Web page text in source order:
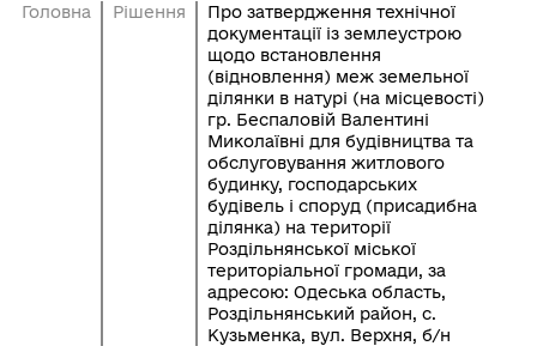
Головна Рішення
Про затвердження технічної
документації із землеустрою
щодо встановлення
(відновлення) меж земельної
ділянки в натурі (на місцевості)
гр. Беспаловій Валентині
Миколаївні для будівництва та
обслуговування житлового
будинку, господарських
будівель і споруд (присадибна
ділянка) на території
Роздільнянської міської
територіальної громади, за
адресою: Одеська область,
Роздільнянський район, с.
Кузьменка, вул. Верхня, б/н